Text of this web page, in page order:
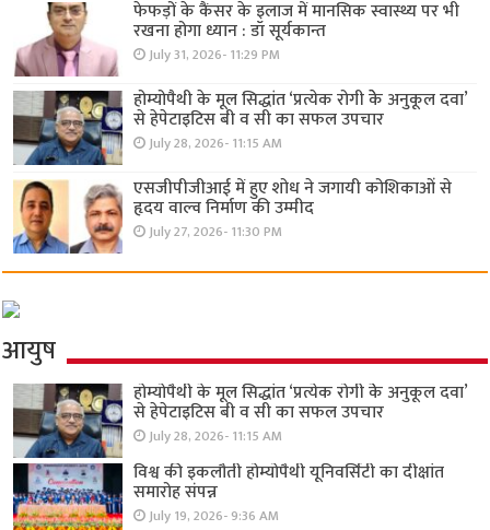
फेफड़ों के कैंसर के इलाज में मानसिक स्वास्थ्य पर भी
रखना होगा ध्यान : डॉ सूर्यकान्त
July 31, 2026- 11:29 PM
होम्योपैथी के मूल सिद्धांत ‘प्रत्येक रोगी केे अनुकूल दवा’
से हेपेटाइटिस बी व सी का सफल उपचार
July 28, 2026- 11:15 AM
एसजीपीजीआई में हुए शोध ने जगायी कोशिकाओं से
हृदय वाल्व निर्माण की उम्मीद
July 27, 2026- 11:30 PM
आयुष
होम्योपैथी के मूल सिद्धांत ‘प्रत्येक रोगी केे अनुकूल दवा’
से हेपेटाइटिस बी व सी का सफल उपचार
July 28, 2026- 11:15 AM
विश्व की इकलौती होम्योपैथी यूनिवर्सिटी का दीक्षांत
समारोह संपन्न
July 19, 2026- 9:36 AM